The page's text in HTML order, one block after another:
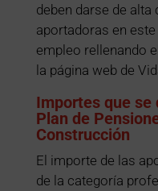
deben darse de
aportadoras en
empleo rellenando
la página web de
Importes que se
Plan de
Construcción
El importe de las
de la categoría